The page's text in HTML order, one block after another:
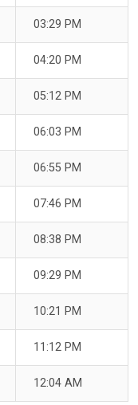
03:29 PM
04:20 PM
05:12 PM
06:03 PM
06:55 PM
07:46 PM
08:38 PM
09:29 PM
10:21 PM
11:12 PM
12:04 AM